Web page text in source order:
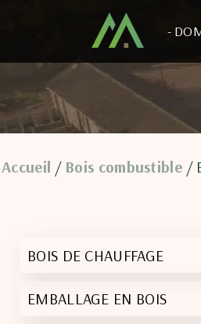
-
Accueil / Bois combustible/
BOIS DE CHAUFFAGE
EMBALLAGE EN BOIS